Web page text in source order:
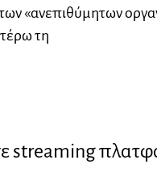
«ανεπιθύμητων
τη
streaming